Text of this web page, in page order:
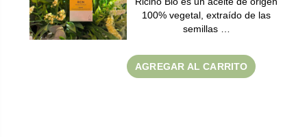
100% vegetal, extraído de las
semillas …
AGREGAR AL CARRITO